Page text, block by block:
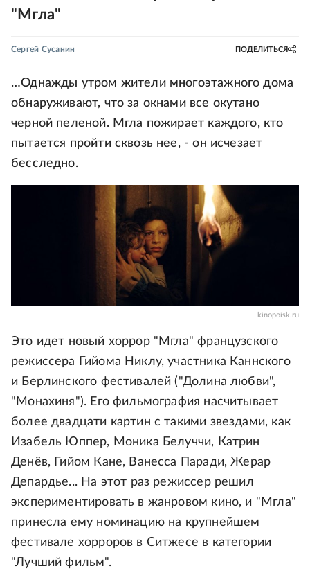
"Мгла"
Сергей Сусанин ПОДЕЛИТЬСЯ
…Однажды утром жители многоэтажного дома
обнаруживают, что за окнами все окутано
черной пеленой. Мгла пожирает каждого, кто
пытается пройти сквозь нее, - он исчезает
бесследно.
kinopoisk.ru
Это идет новый хоррор "Мгла" французского
режиссера Гийома Никлу, участника Каннского
и Берлинского фестивалей ("Долина любви",
"Монахиня"). Его фильмография насчитывает
более двадцати картин с такими звездами, как
Изабель Юппер, Моника Белуччи, Катрин
Денёв, Гийом Кане, Ванесса Паради, Жерар
Депардье... На этот раз режиссер решил
экспериментировать в жанровом кино, и "Мгла"
принесла ему номинацию на крупнейшем
фестивале хорроров в Ситжесе в категории
"Лучший фильм".